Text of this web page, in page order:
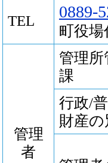
TEL 0889-
町役
管理
者
管理所
課
行政/
財産の